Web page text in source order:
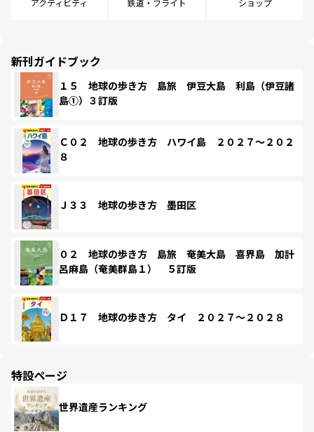
新刊ガイドブック
１５ 地球の歩き方 島旅 伊豆大島 利島（伊豆諸
島①）３訂版
Ｃ０２ 地球の歩き方 ハワイ島 ２０２７～２０２
８
Ｊ３３ 地球の歩き方 墨田区
０２ 地球の歩き方 島旅 奄美大島 喜界島 加計
呂麻島（奄美群島１） ５訂版
Ｄ１７ 地球の歩き方 タイ ２０２７～２０２８
特設ページ
世界遺産ランキング